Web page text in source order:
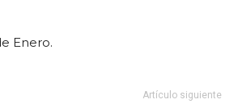
Enero.
Artículo siguiente